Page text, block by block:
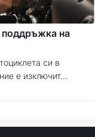
поддръжка на
си в
е изключит...